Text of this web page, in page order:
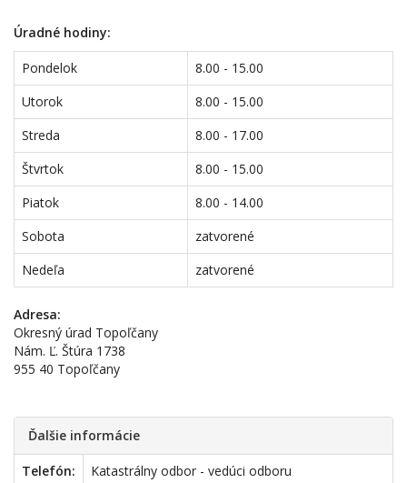
Úradné hodiny:
Pondelok
8.00 - 15.00
Utorok
8.00 - 15.00
Streda
8.00 - 17.00
Štvrtok
8.00 - 15.00
Piatok
8.00 - 14.00
Sobota
zatvorené
Nedeľa
zatvorené
Adresa:
Okresný úrad Topoľčany
Nám. Ľ. Štúra 1738
955 40 Topoľčany
Ďalšie informácie
Telefón:
Katastrálny odbor - vedúci odboru